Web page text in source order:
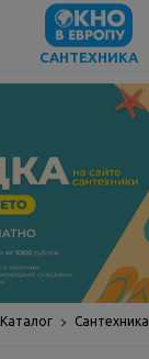
САНТЕХНИКА
Каталог Сантехника